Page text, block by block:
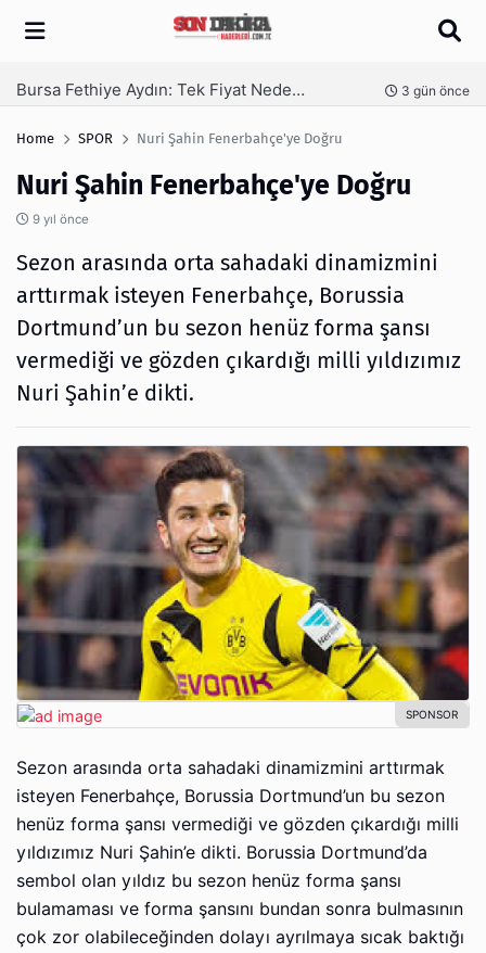
Arama
SEO Hizmeti Alırken Kandırılmamak İçin Bilinmesi Gerekenler 4 gün önce
Home SPOR Nuri Şahin Fenerbahçe'ye Doğru
Nuri Şahin Fenerbahçe'ye Doğru
9 yıl önce
Sezon arasında orta sahadaki dinamizmini
arttırmak isteyen Fenerbahçe, Borussia
Dortmund’un bu sezon henüz forma şansı
vermediği ve gözden çıkardığı milli yıldızımız
Nuri Şahin’e dikti.
Sezon arasında orta sahadaki dinamizmini arttırmak
isteyen Fenerbahçe, Borussia Dortmund’un bu sezon
henüz forma şansı vermediği ve gözden çıkardığı milli
yıldızımız Nuri Şahin’e dikti. Borussia Dortmund’da
sembol olan yıldız bu sezon henüz forma şansı
bulamaması ve forma şansını bundan sonra bulmasının
çok zor olabileceğinden dolayı ayrılmaya sıcak baktığı